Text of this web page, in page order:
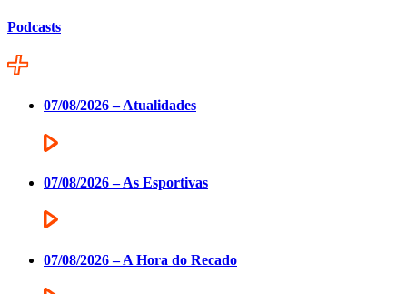
Podcasts
07/08/2026 – Atualidades
07/08/2026 – As Esportivas
07/08/2026 – A Hora do Recado